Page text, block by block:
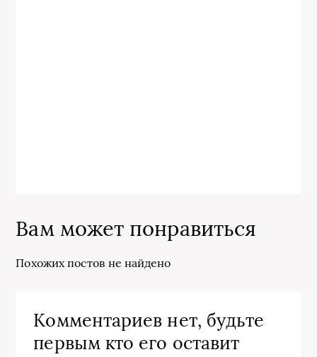
Вам может понравиться
Похожих постов не найдено
Комментариев нет, будьте
первым кто его оставит